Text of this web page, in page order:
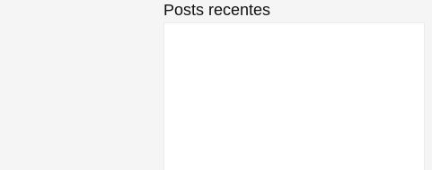
Posts recentes